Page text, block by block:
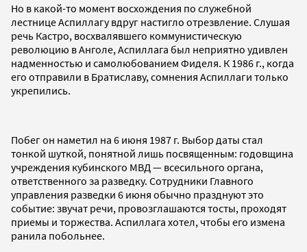
Но в какой-то момент восхождения по служебной
лестнице Аспиллагу вдруг настигло отрезвление. Слушая
речь Кастро, восхвалявшего коммунистическую
революцию в Анголе, Аспиллага был неприятно удивлен
надменностью и самолюбованием Фиделя. К 1986 г., когда
его отправили в Братиславу, сомнения Аспиллаги только
укрепились.
Побег он наметил на 6 июня 1987 г. Выбор даты стал
тонкой шуткой, понятной лишь посвященным: годовщина
учреждения кубинского МВД — всесильного органа,
ответственного за разведку. Сотрудники Главного
управления разведки 6 июня обычно празднуют это
событие: звучат речи, провозглашаются тосты, проходят
приемы и торжества. Аспиллага хотел, чтобы его измена
ранила побольнее.